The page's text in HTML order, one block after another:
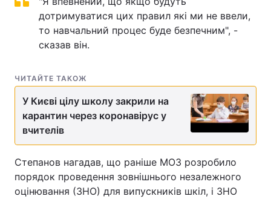
дотримуватися цих правил які ми не ввели,
то навчальний процес буде безпечним", -
сказав він.
ЧИТАЙТЕ ТАКОЖ
У Києві цілу школу закрили на
карантин через коронавірус у
вчителів
Степанов нагадав, що раніше МОЗ розробило
порядок проведення зовнішнього незалежного
оцінювання (ЗНО) для випускників шкіл, і ЗНО